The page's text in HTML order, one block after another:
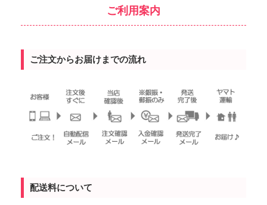
ご利用案内
ご注文からお届けまでの流れ
配送料について